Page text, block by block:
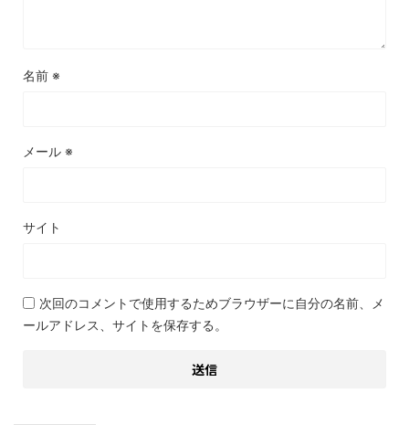
名前 ※
メール ※
サイト
次回のコメントで使用するためブラウザーに自分の名前、メ
ールアドレス、サイトを保存する。